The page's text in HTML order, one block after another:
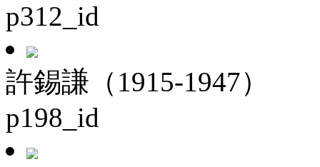
p312_id
許錫謙（1915-1947）
p198_id